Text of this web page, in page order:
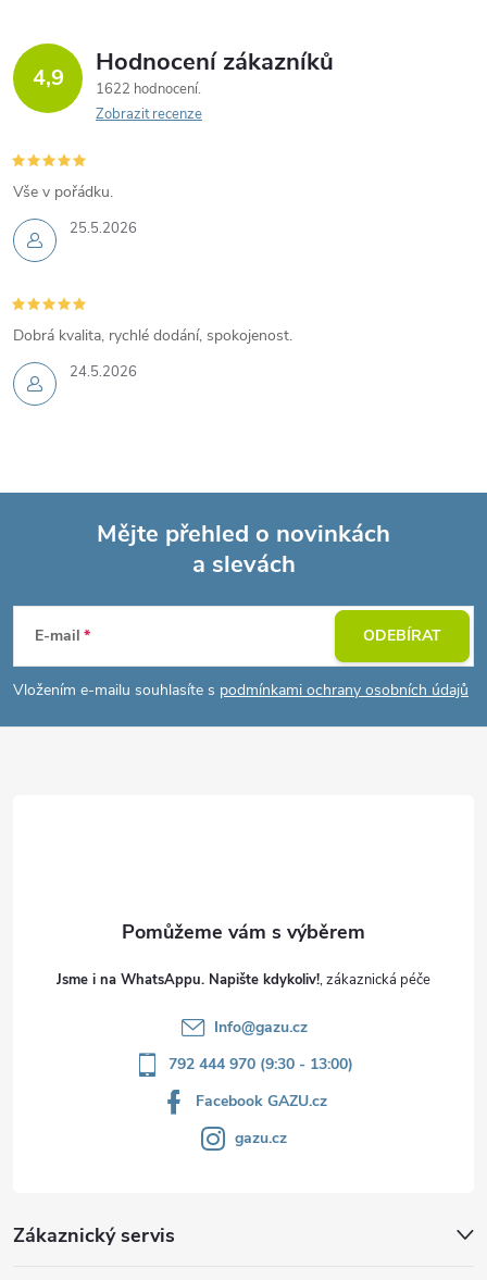
4,9 Hodnocení zákazníků
1622 hodnocení
Zobrazit recenze
25.5.2026
Vše v pořádku.
24.5.2026
Dobrá kvalita, rychlé dodání, spokojenost.
p
a
Mějte přehled o novinkách
a slevách
E-mail
Vložením e-mailu souhlasíte s podmínkami ochrany osobních údajů
ODEBÍRAT
Jsme i na WhatsAppu. Napište kdykoliv!
Info@gazu.cz
792 444 970 (9:30 - 13:00)
Facebook GAZU.cz
gazu.cz
Zákaznický servis